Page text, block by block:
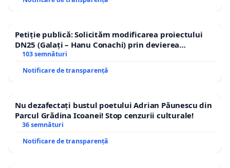
Petiție publică: Solicităm modificarea proiectului
DN25 (Galați – Hanu Conachi) prin devierea
traseului în afara localităților!
103 semnături
Notificare de transparență
Nu dezafectați bustul poetului Adrian Păunescu din
Parcul Grădina Icoanei! Stop cenzurii culturale!
36 semnături
Notificare de transparență